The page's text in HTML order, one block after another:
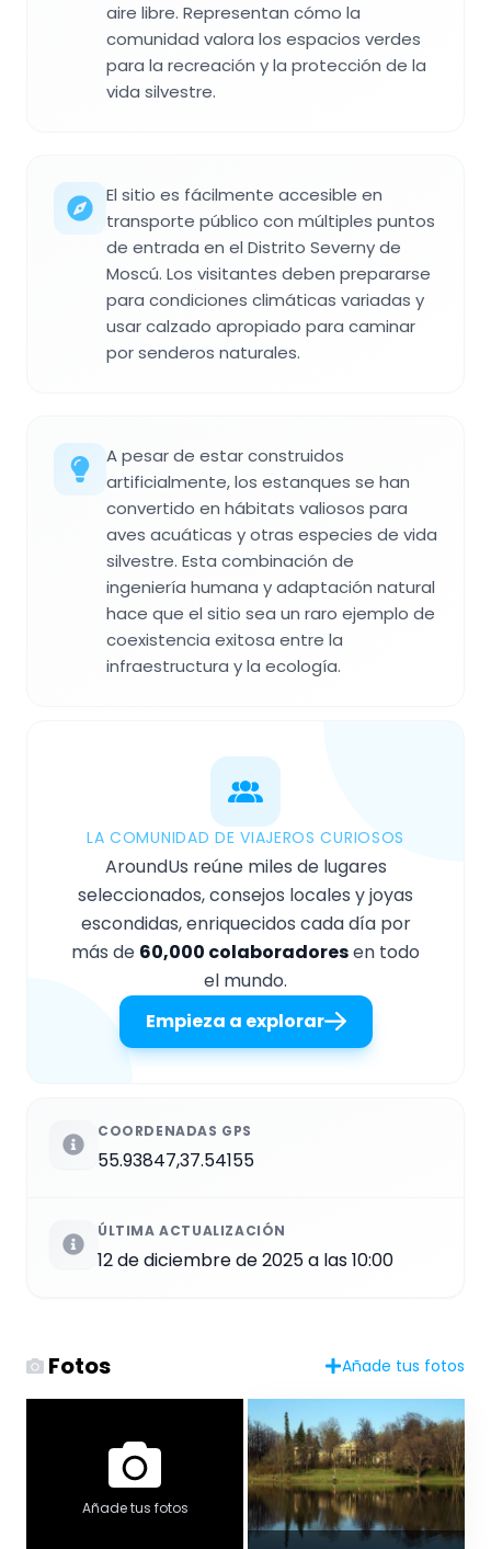
aire libre. Representan cómo la
comunidad valora los espacios verdes
para la recreación y la protección de la
vida silvestre.
El sitio es fácilmente accesible en
transporte público con múltiples puntos
de entrada en el Distrito Severny de
Moscú. Los visitantes deben prepararse
para condiciones climáticas variadas y
usar calzado apropiado para caminar
por senderos naturales.
A pesar de estar construidos
artificialmente, los estanques se han
convertido en hábitats valiosos para
aves acuáticas y otras especies de vida
silvestre. Esta combinación de
ingeniería humana y adaptación natural
hace que el sitio sea un raro ejemplo de
coexistencia exitosa entre la
infraestructura y la ecología.
LA COMUNIDAD DE VIAJEROS CURIOSOS
AroundUs reúne miles de lugares
seleccionados, consejos locales y joyas
escondidas, enriquecidos cada día por
más de 60,000 colaboradoresen todo
el mundo.
Empieza a explorar
COORDENADAS GPS
55.93847,37.54155
ÚLTIMA ACTUALIZACIÓN
12 de diciembre de 2025 a las 10:00
Fotos Añade tus fotos
Añade tus fotos